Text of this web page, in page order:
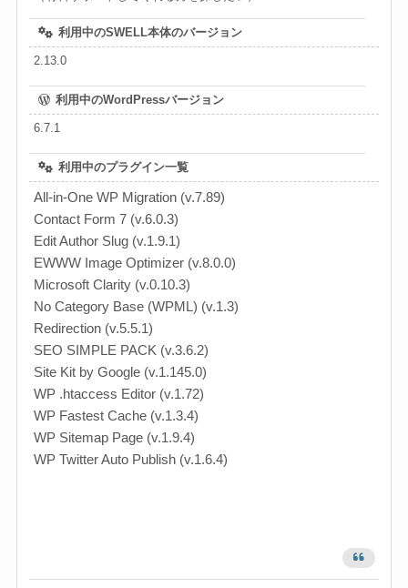
利用中のSWELL本体のバージョン
2.13.0
利用中のWordPressバージョン
6.7.1
利用中のプラグイン一覧
All-in-One WP Migration (v.7.89)
Contact Form 7 (v.6.0.3)
Edit Author Slug (v.1.9.1)
EWWW Image Optimizer (v.8.0.0)
Microsoft Clarity (v.0.10.3)
No Category Base (WPML) (v.1.3)
Redirection (v.5.5.1)
SEO SIMPLE PACK (v.3.6.2)
Site Kit by Google (v.1.145.0)
WP .htaccess Editor (v.1.72)
WP Fastest Cache (v.1.3.4)
WP Sitemap Page (v.1.9.4)
WP Twitter Auto Publish (v.1.6.4)